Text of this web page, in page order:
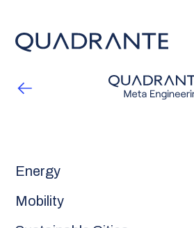
Energy
Mobility